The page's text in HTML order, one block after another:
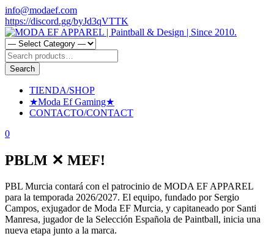
Skip
to
content
info@modaef.com
https://discord.gg/byJd3qVTTK
MODA EF APPAREL |
Paintball & Design | Since 2010.
Paintball clothes for the day to day. Design, Paintball, Paintball
Jerseys, Paintball designs and paintball art waiting for you on Moda
Ef Apparel.
Search
for:
Search
Primary
Menu
TIENDA/SHOP
★Moda Ef Gaming★
CONTACTO/CONTACT
0
PBLM ✕ MEF!
PBL Murcia contará con el patrocinio de MODA EF APPAREL
para la temporada 2026/2027. El equipo, fundado por Sergio
Campos, exjugador de Moda EF Murcia, y capitaneado por Santi
Manresa, jugador de la Selección Española de Paintball, inicia una
nueva etapa junto a la marca.